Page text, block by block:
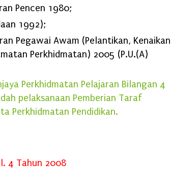
Pencen 1980;
1992);
Pegawai Awam (Pelantikan, Kenaikan
Perkhidmatan) 2005 (P.U.(A)
Perkhidmatan Pelajaran Bilangan 4
pelaksanaan Pemberian Taraf
Perkhidmatan Pendidikan.
4 Tahun 2008